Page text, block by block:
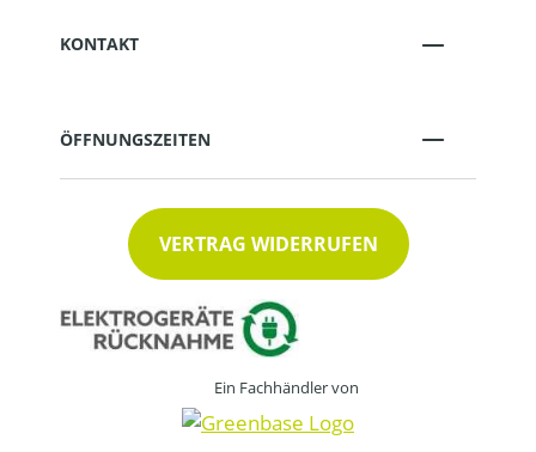
KONTAKT
ÖFFNUNGSZEITEN
VERTRAG WIDERRUFEN
Ein Fachhändler von